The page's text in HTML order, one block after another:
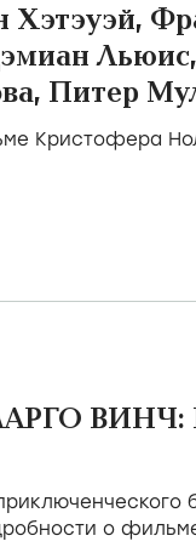
Питер
Кристофера
ВИНЧ:
о